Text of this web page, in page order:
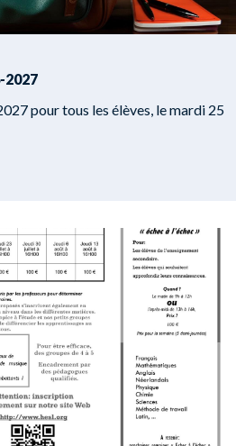
2027
pour tous les élèves, le mardi 25